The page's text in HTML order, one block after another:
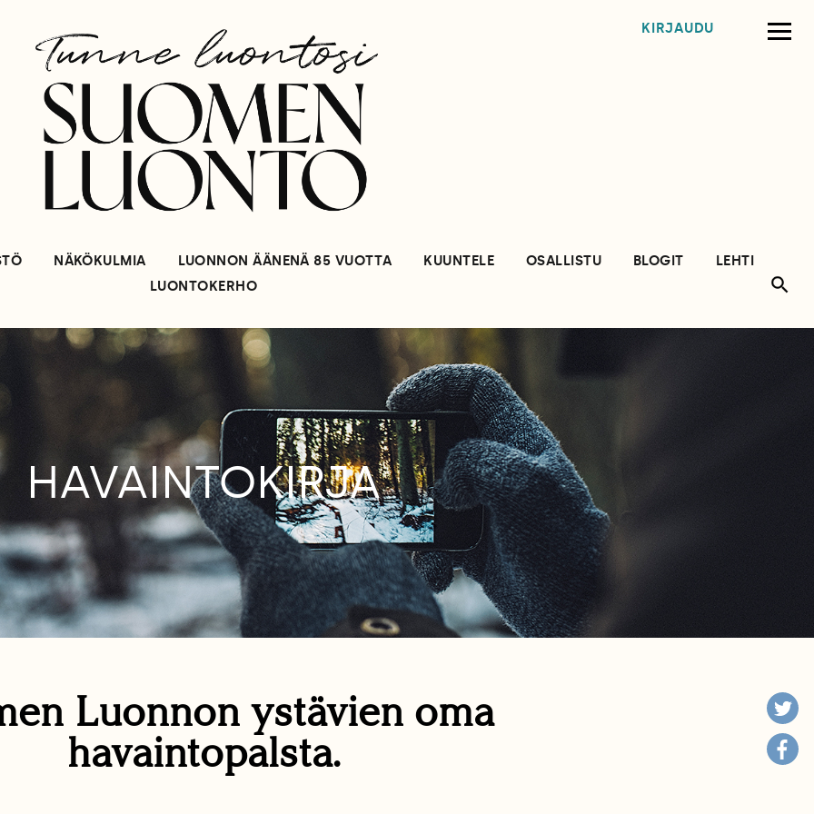
KIRJAUDU
NÄKÖKULMIA LUONNON ÄÄNENÄ 85 VUOTTA KUUNTELE OSALLISTU BLOGIT
LEHTI
LUONTOKERHO
HAVAINTOKIRJA
Luonnon ystävien oma
havaintopalsta.